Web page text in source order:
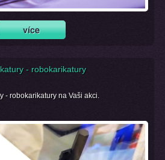
- robokarikatury
- robokarikatury na Vaši akci.